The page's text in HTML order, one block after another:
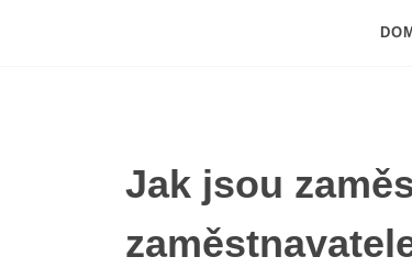
Jak jsou